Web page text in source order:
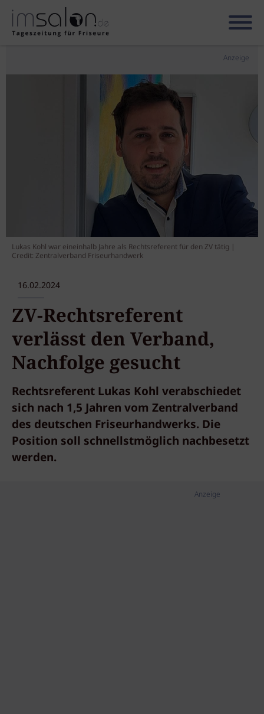
Anzeige
Lukas Kohl war eineinhalb Jahre als Rechtsreferent für den ZV tätig |
Credit: Zentralverband Friseurhandwerk
16.02.2024
ZV-Rechtsreferent
verlässt den Verband,
Nachfolge gesucht
Rechtsreferent Lukas Kohl verabschiedet
sich nach 1,5 Jahren vom Zentralverband
des deutschen Friseurhandwerks. Die
Position soll schnellstmöglich nachbesetzt
werden.
Anzeige